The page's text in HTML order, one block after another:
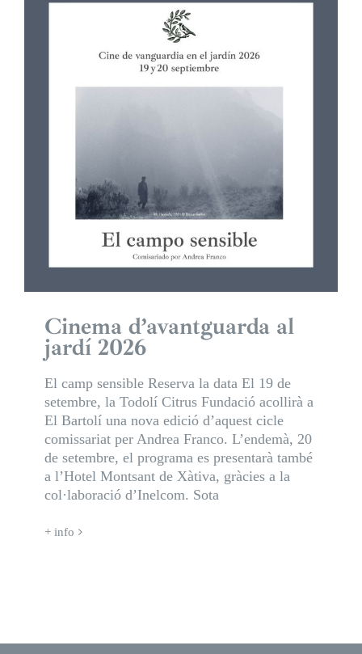
Cinema d’avantguarda al
jardí 2026
El camp sensible Reserva la data El 19 de
setembre, la Todolí Citrus Fundació acollirà a
El Bartolí una nova edició d’aquest cicle
comissariat per Andrea Franco. L’endemà, 20
de setembre, el programa es presentarà també
a l’Hotel Montsant de Xàtiva, gràcies a la
col·laboració d’Inelcom. Sota
+ info